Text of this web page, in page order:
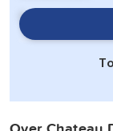
Servicekosten